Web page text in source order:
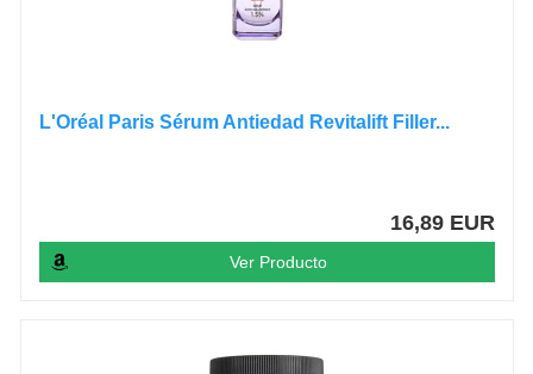
L'Oréal Paris Sérum Antiedad Revitalift Filler...
16,89 EUR
Ver Producto